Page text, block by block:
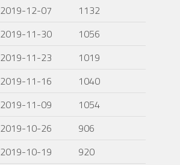
2019-12-07 1132
2019-11-30 1056
2019-11-23 1019
2019-11-16 1040
2019-11-09 1054
2019-10-26 906
2019-10-19 920